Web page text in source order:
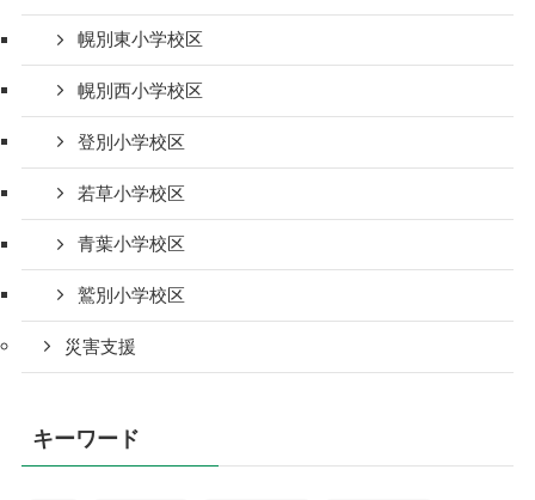
幌別東小学校区
幌別西小学校区
登別小学校区
若草小学校区
青葉小学校区
鷲別小学校区
災害支援
キーワード